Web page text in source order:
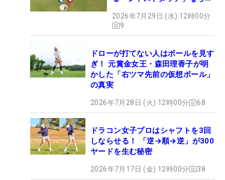
2026年7月29日 (水) 12時00分
9
ドローが打てない人はボールを見す
ぎ！ 元賞金女王・森田理香子が明
かした「右ツマ先前の仮想ボール」
の真実
2026年7月28日 (火) 12時00分 68
ドラコン女子プロはシャフトを3回
しならせる！ 「逆→順→逆」が300
ヤードを生む秘密
2026年7月17日 (金) 12時00分 38